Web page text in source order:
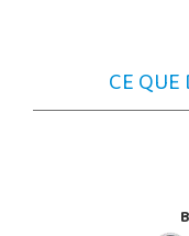
CE